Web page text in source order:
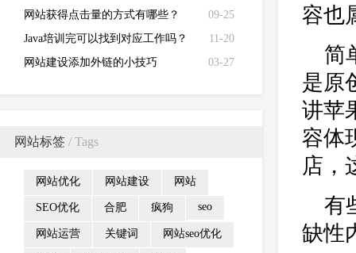
如何确定
09-25
网站获得点击量的方式有哪些？
11-20
Java培训完可以找到对应工作吗？
03-27
网站建设添加外链的小技巧
网站标签 / Tags
网站优化 网站建设 网站
SEO优化 合肥 疯狗 seo
网站运营 关键词 网站seo优化
容也
简
是原
讲苹
容体
店，
有
缺性